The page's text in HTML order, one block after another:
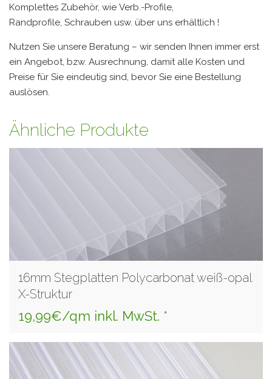
Komplettes Zubehör, wie Verb.-Profile,
Randprofile, Schrauben usw. über uns erhältlich !
Nutzen Sie unsere Beratung – wir senden Ihnen immer erst
ein Angebot, bzw. Ausrechnung, damit alle Kosten und
Preise für Sie eindeutig sind, bevor Sie eine Bestellung
auslösen.
Ähnliche Produkte
16mm Stegplatten Polycarbonat weiß-opal
X-Struktur
19,99€/qm inkl. MwSt. *